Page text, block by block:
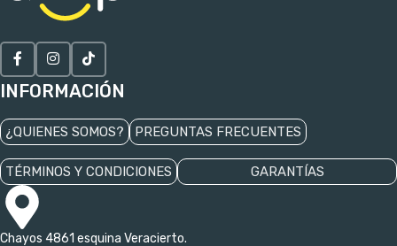
INFORMACIÓN
¿QUIENES SOMOS? PREGUNTAS FRECUENTES
TÉRMINOS Y CONDICIONES GARANTÍAS
Chayos 4861 esquina Veracierto.